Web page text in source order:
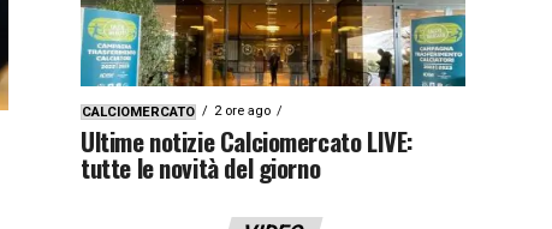
CALCIOMERCATO 2 ore ago
Ultime notizie Calciomercato LIVE:
tutte le novità del giorno